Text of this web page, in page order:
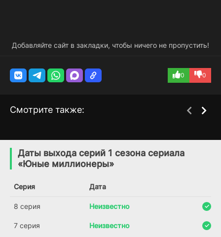
Добавляйте сайт в закладки, чтобы ничего не пропустить!
0 0
Смотрите также:
6.6
(2025)
Даты выхода серий 1 сезона сериала
«Юные миллионеры»
Серия Дата
8 серия Неизвестно
7 серия Неизвестно